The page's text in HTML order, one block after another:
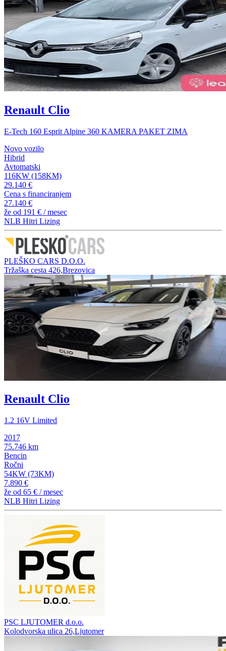
Renault Clio
E-Tech 160 Esprit Alpine 360 KAMERA PAKET ZIMA
Novo vozilo
Hibrid
Avtomatski
116KW (158KM)
29.140 €
Cena s financiranjem
27.140 €
že od 191 € / mesec
NLB Hitri Lizing
PLEŠKO CARS D.O.O.
Tržaška cesta 426,Brezovica
Renault Clio
1.2 16V Limited
2017
75.746 km
Bencin
Ročni
54KW (73KM)
7.890 €
že od 65 € / mesec
NLB Hitri Lizing
PSC LJUTOMER d.o.o.
Kolodvorska ulica 26,Ljutomer